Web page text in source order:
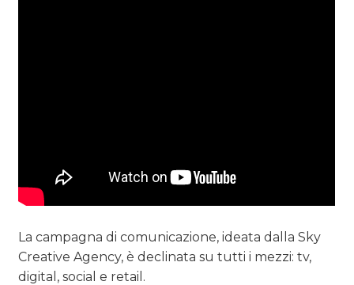
La campagna di comunicazione, ideata dalla Sky
Creative Agency, è declinata su tutti i mezzi: tv,
digital, social e retail.